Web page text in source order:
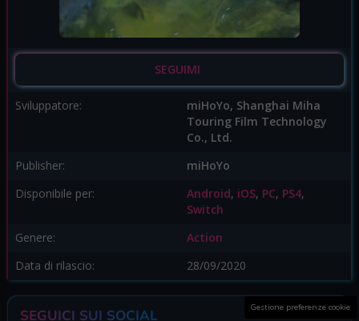
SEGUIMI
Sviluppatore:
miHoYo, Shanghai Miha
Touring Film Technology
Co., Ltd.
Publisher:
miHoYo
Disponibile per:
Android, iOS, PC, PS4,
Switch
Genere:
Action
Data di rilascio:
28/09/2020
SEGUICI SUI SOCIAL Gestione preferenze cookie